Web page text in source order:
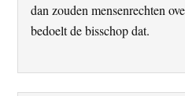
dan zouden mensenrechten
bedoelt de bisschop dat.